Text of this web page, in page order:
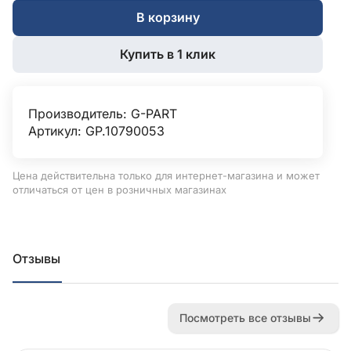
В корзину
Купить в 1 клик
Производитель: G-PART
Артикул: GP.10790053
Цена действительна только для интернет-магазина и может
отличаться от цен в розничных магазинах
Отзывы
Посмотреть все отзывы